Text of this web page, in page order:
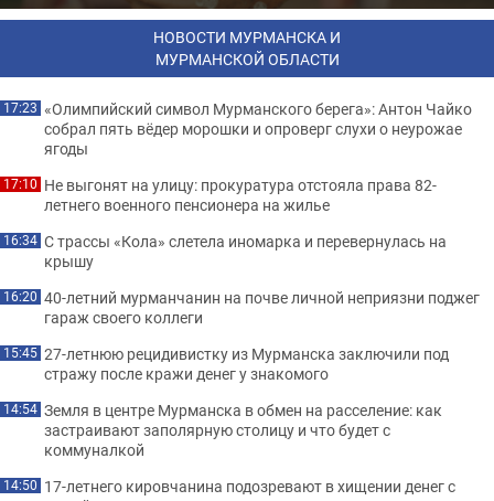
НОВОСТИ МУРМАНСКА И
МУРМАНСКОЙ ОБЛАСТИ
17:23 «Олимпийский символ Мурманского берега»: Антон Чайко
собрал пять вёдер морошки и опроверг слухи о неурожае
ягоды
17:10 Не выгонят на улицу: прокуратура отстояла права 82-
летнего военного пенсионера на жилье
16:34 С трассы «Кола» слетела иномарка и перевернулась на
крышу
16:20 40-летний мурманчанин на почве личной неприязни поджег
гараж своего коллеги
15:45 27-летнюю рецидивистку из Мурманска заключили под
стражу после кражи денег у знакомого
14:54 Земля в центре Мурманска в обмен на расселение: как
застраивают заполярную столицу и что будет с
коммуналкой
14:50 17-летнего кировчанина подозревают в хищении денег с